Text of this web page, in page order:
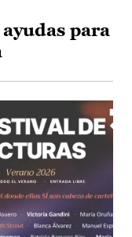
para